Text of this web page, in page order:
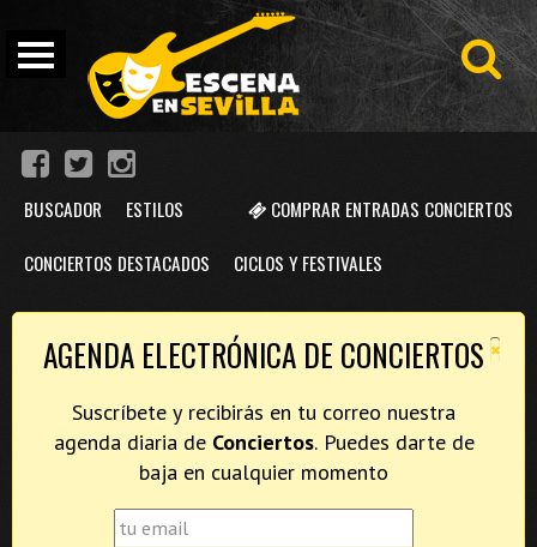
COMPRAR ENTRADAS CONCIERTOS
BUSCADOR ESTILOS
CONCIERTOS DESTACADOS CICLOS Y FESTIVALES
×
AGENDA ELECTRÓNICA DE CONCIERTOS
Suscríbete y recibirás en tu correo nuestra
agenda diaria de Conciertos. Puedes darte de
baja en cualquier momento